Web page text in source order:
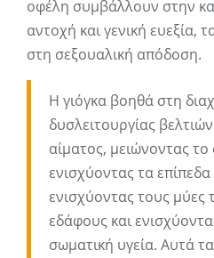
οφέλη συμβάλλουν στην
αντοχή και γενική ευεξία,
στη σεξουαλική απόδοση.
Η γιόγκα βοηθά στη
δυσλειτουργίας
αίματος, μειώνοντας το
ενισχύοντας τα
ενισχύοντας τους μύες
εδάφους και
σωματική υγεία. Αυτά